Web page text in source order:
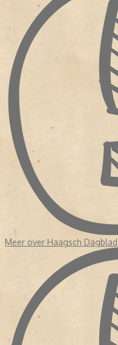
((2005) pagina 84 4. ↑ Jan
Nederlandse dagblad- en
Koedijk Vrijheid in
en Pim Slot (redactie) Een
de lange jaren vijftig (1997)
Meer over Haagsch Dagblad